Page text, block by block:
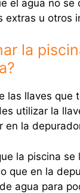
el agua no se
extras u otros
la
las llaves que
utilizar la
en la
la piscina se
que en la
agua para